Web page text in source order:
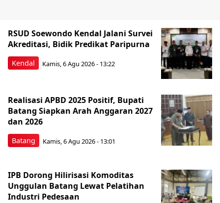
Kendal
RSUD Soewondo Kendal Jalani Survei
Akreditasi, Bidik Predikat Paripurna
Kamis, 6 Agu 2026 - 13:22
Batang
Realisasi APBD 2025 Positif, Bupati
Batang Siapkan Arah Anggaran 2027
dan 2026
Kamis, 6 Agu 2026 - 13:01
IPB Dorong Hilirisasi Komoditas
Unggulan Batang Lewat Pelatihan
Industri Pedesaan